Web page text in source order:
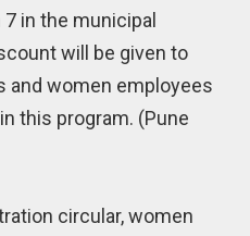
in the municipal
will be given to
and women employees
this program. (Pune
circular, women